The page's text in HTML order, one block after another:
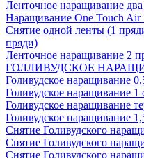
Ленточное наращивание
Наращивание One Touch Air
Снятие одной ленты (1
пряди)
Ленточное наращивание 2
ГОЛЛИВУДСКОЕ
Голивудское наращивание
Голивудское наращивание 1
Голивудское наращивание
Голивудское наращивание
Снятие Голивудского
Снятие Голивудского
Снятие Голивудского